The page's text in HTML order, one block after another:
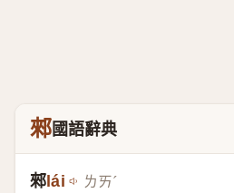
郲國語辭典
郲 lái ㄌㄞˊ